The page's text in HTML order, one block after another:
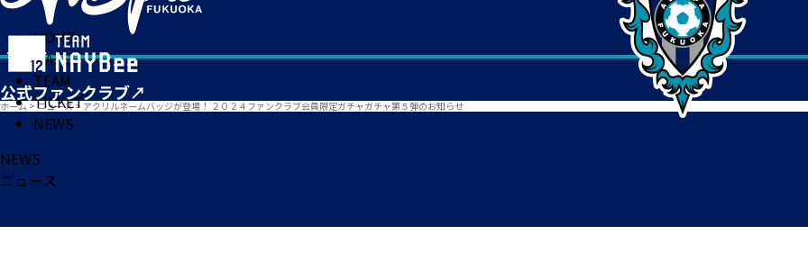
HOME
MATCH
TEAM
TICKET
NEWS
ホーム > ニュース> アクリルネームバッジが登場！ ２０２４ファンクラブ会員限定ガチャガチャ第５弾のお知らせ
NEWS
ニュース